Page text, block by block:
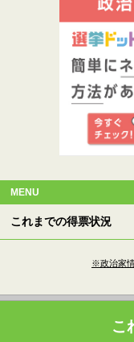
MENU
これまでの得票状況
※政治家
こ